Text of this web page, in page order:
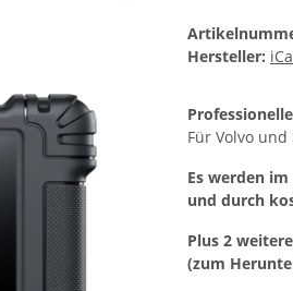
Hersteller:
Für Volvo
Es werden
und durch
Plus 2
(zum